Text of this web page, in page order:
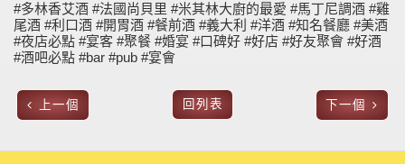
#多林香艾酒 #法國尚貝里 #米其林大廚的最愛 #馬丁尼調酒 #雞
尾酒 #利口酒 #開胃酒 #餐前酒 #義大利 #洋酒 #知名餐廳 #美酒
#夜店必點 #宴客 #聚餐 #婚宴 #口碑好 #好店 #好友聚會 #好酒
#酒吧必點 #bar #pub #宴會
上一個 回列表 下一個